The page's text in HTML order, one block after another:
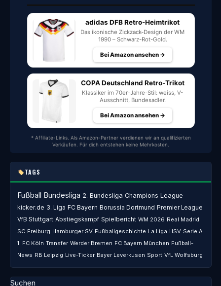
adidas DFB Retro-Heimtrikot
Das ikonische Zickzack-Design der WM
1990 – Schwarz-Rot-Gold.
Bei Amazon ansehen →
COPA Deutschland Retro-Trikot
Klassiker im 70er-Jahre-Stil: weiss, V-
Ausschnitt, Bundesadler.
Bei Amazon ansehen →
* Affiliate-Links. Als Amazon-Partner verdienen wir an qualifizierten
Verkäufen. Für dich entstehen keine Mehrkosten.
TAGS
Fußball Bundesliga 2. Bundesliga Champions League
kicker.de 3. Liga FC Bayern Borussia Dortmund Premier League
VfB Stuttgart Abstiegskampf Spielbericht WM 2026 Real Madrid
SC Freiburg Hamburger SV Fußballgeschichte La Liga HSV Serie A
1. FC Köln Transfer Werder Bremen FC Bayern München Fußball-
News RB Leipzig Live-Ticker Bayer Leverkusen Sport VfL Wolfsburg
Suchen